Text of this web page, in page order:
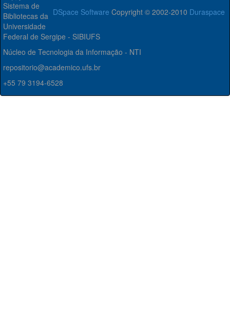
DSpace Software Copyright © 2002-2010 Duraspace
Sistema de
Bibliotecas da
Universidade
Federal de Sergipe - SIBIUFS
Núcleo de Tecnologia da Informação - NTI
repositorio@academico.ufs.br
+55 79 3194-6528